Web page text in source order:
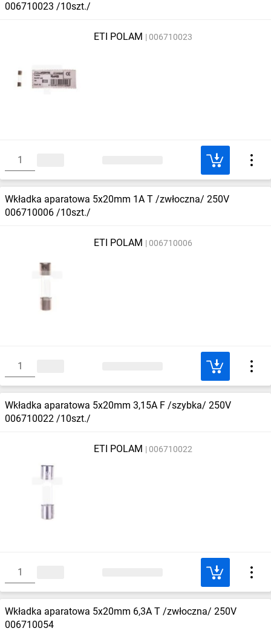
006710023 /10szt./
ETI POLAM 006710023
Wkładka aparatowa 5x20mm 1A T /zwłoczna/ 250V
006710006 /10szt./
ETI POLAM 006710006
Wkładka aparatowa 5x20mm 3,15A F /szybka/ 250V
006710022 /10szt./
ETI POLAM 006710022
Wkładka aparatowa 5x20mm 6,3A T /zwłoczna/ 250V
006710054